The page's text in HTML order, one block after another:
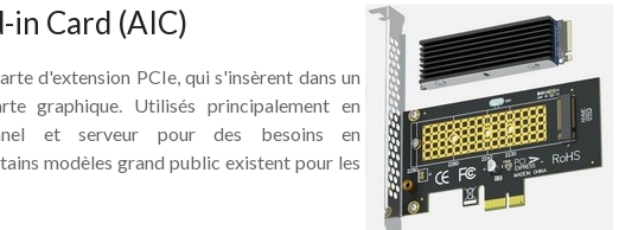
in Card (AIC)
d'extension PCIe, qui s'insèrent dans un
graphique. Utilisés principalement en
et serveur pour des besoins en
modèles grand public existent pour les